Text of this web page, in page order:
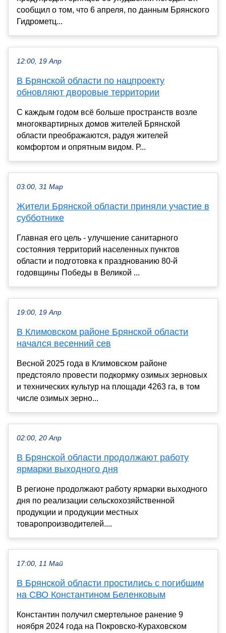
сообщил о том, что 6 апреля, по данным Брянского
Гидрометц...
12:00, 19 Апр
В Брянской области по нацпроекту
обновляют дворовые территории
С каждым годом всё больше пространств возле
многоквартирных домов жителей Брянской
области преображаются, радуя жителей
комфортом и опрятным видом. Р...
03:00, 31 Мар
Жители Брянской области приняли участие в
субботнике
Главная его цель - улучшение санитарного
состояния территорий населенных пунктов
области и подготовка к празднованию 80-й
годовщины Победы в Великой ...
19:00, 19 Апр
В Климовском районе Брянской области
начался весенний сев
Весной 2025 года в Климовском районе
предстояло провести подкормку озимых зерновых
и технических культур на площади 4263 га, в том
числе озимых зерно...
02:00, 20 Апр
В Брянской области продолжают работу
ярмарки выходного дня
В регионе продолжают работу ярмарки выходного
дня по реализации сельскохозяйственной
продукции и продукции местных
товаропроизводителей....
17:00, 11 Май
В Брянской области простились с погибшим
на СВО Константином Беленковым
Константин получил смертельное ранение 9
ноября 2024 года на Покровско-Кураховском